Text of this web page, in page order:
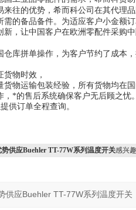
往的优势，希而科公司在其代理
需的备品备件。为适应客户小金额
，让中国客户在欧洲零配件采购
仓库拼单操作，为客户节约了成本
物时效，
物运输包装经验，所有货物均在
*的售后系统确保客户无后顾之忧。
供订单全程查询。
供应Buehler TT-77W系列温度开关感兴